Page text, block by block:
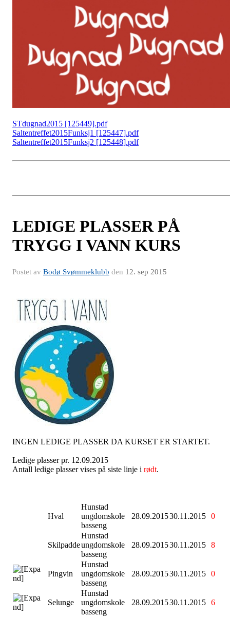
STdugnad2015 [125449].pdf
Saltentreffet2015Funksj1 [125447].pdf
Saltentreffet2015Funksj2 [125448].pdf
LEDIGE PLASSER PÅ
TRYGG I VANN KURS
Postet av Bodø Svømmeklubb den 12. sep 2015
INGEN LEDIGE PLASSER DA KURSET ER STARTET.
Ledige plasser pr. 12.09.2015
Antall ledige plasser vises på siste linje i rødt.
Hval
Hunstad
ungdomskole
basseng
28.09.201530.11.2015 0
Skilpadde
Hunstad
ungdomskole
basseng
28.09.201530.11.2015 8
Pingvin
Hunstad
ungdomskole
basseng
28.09.201530.11.2015 0
Selunge
Hunstad
ungdomskole
basseng
28.09.201530.11.2015 6